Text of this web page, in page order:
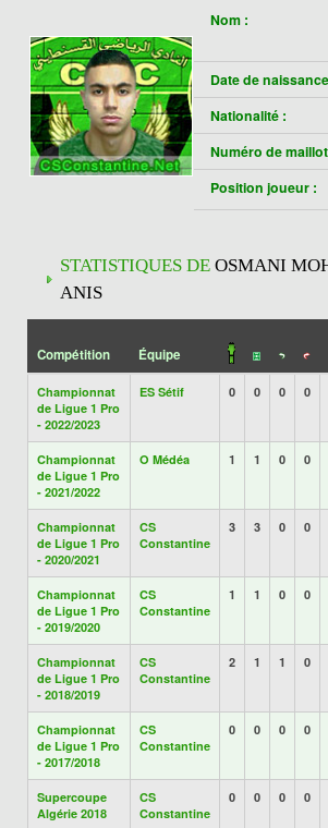
Nom :
Date de naissance
Nationalité :
Numéro de
Position joueur :
STATISTIQUES DE OSMANI
ANIS
Compétition Équipe
Championnat
de Ligue 1 Pro
- 2022/2023
ES Sétif 0 0 0 0
Championnat
de Ligue 1 Pro
- 2021/2022
O Médéa 1 1 0 0
Championnat
de Ligue 1 Pro
- 2020/2021
CS
Constantine
3 3 0 0
Championnat
de Ligue 1 Pro
- 2019/2020
CS
Constantine
1 1 0 0
Championnat
de Ligue 1 Pro
- 2018/2019
CS
Constantine
2 1 1 0
Championnat
de Ligue 1 Pro
- 2017/2018
CS
Constantine
0 0 0 0
Supercoupe
Algérie 2018
CS
Constantine
0 0 0 0